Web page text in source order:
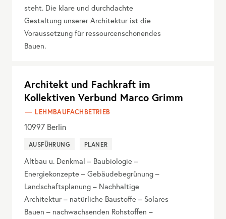
steht. Die klare und durchdachte
Gestaltung unserer Architektur ist die
Voraussetzung für ressourcenschonendes
Bauen.
Architekt und Fachkraft im
Kollektiven Verbund Marco Grimm
LEHMBAUFACHBETRIEB
10997 Berlin
AUSFÜHRUNG PLANER
Altbau u. Denkmal – Baubiologie –
Energiekonzepte – Gebäudebegrünung –
Landschaftsplanung – Nachhaltige
Architektur – natürliche Baustoffe – Solares
Bauen – nachwachsenden Rohstoffen –